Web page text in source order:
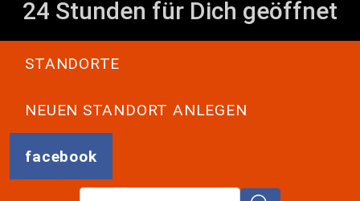
24 Stunden für Dich geöffnet
STANDORTE
NEUEN STANDORT ANLEGEN
facebook
Search